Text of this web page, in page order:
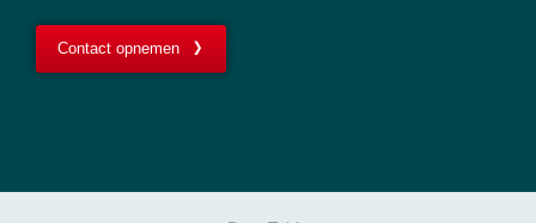
Contact opnemen